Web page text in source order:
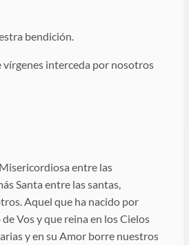
bendición.
vírgenes interceda por nosotros
entre las
Santa entre las santas,
Aquel que ha nacido por
Vos y que reina en los Cielos
y en su Amor borre nuestros